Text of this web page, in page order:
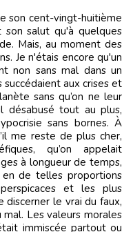
son cent-vingt-huitième
salut qu'à quelques
Mais, au moment des
Je n'étais encore qu'un
non sans mal dans un
succédaient aux crises et
sans qu’on ne leur
tout au plus,
sans bornes. À
me reste de plus cher,
qu’on appelait
à longueur de temps,
de telles proportions
et les plus
discerner le vrai du faux,
Les valeurs morales
immiscée partout ou